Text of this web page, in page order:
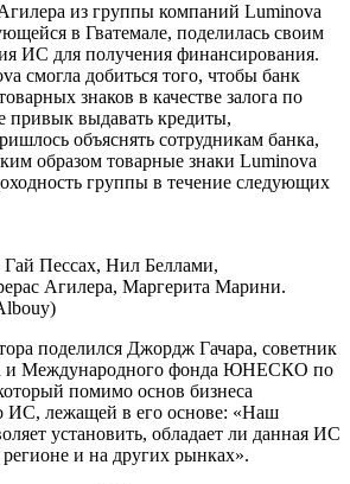
из группы компаний Luminova
в Гватемале, поделилась своим
ИС для получения финансирования.
смогла добиться того, чтобы банк
знаков в качестве залога по
привык выдавать кредиты,
объяснять сотрудникам банка,
образом товарные знаки Luminova
группы в течение следующих
Гай Пессах, Нил Беллами,
Агилера, Маргерита Марини.
поделился Джордж Гачара, советник
и Международного фонда ЮНЕСКО по
помимо основ бизнеса
ИС, лежащей в его основе: «Наш
установить, обладает ли данная ИС
и на других рынках».